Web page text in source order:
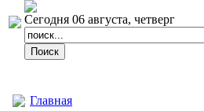
Сегодня 06 августа, четверг
Главная